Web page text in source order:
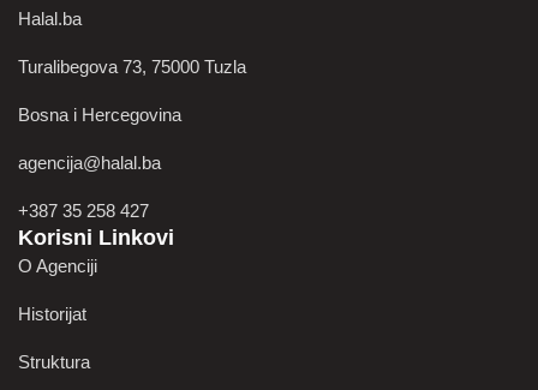
Halal.ba
Turalibegova 73, 75000 Tuzla
Bosna i Hercegovina
agencija@halal.ba
+387 35 258 427
Korisni Linkovi
O Agenciji
Historijat
Struktura